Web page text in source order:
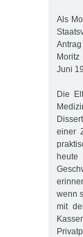
Als
Moritz
Juni
Die
einer
heute
wenn
mit